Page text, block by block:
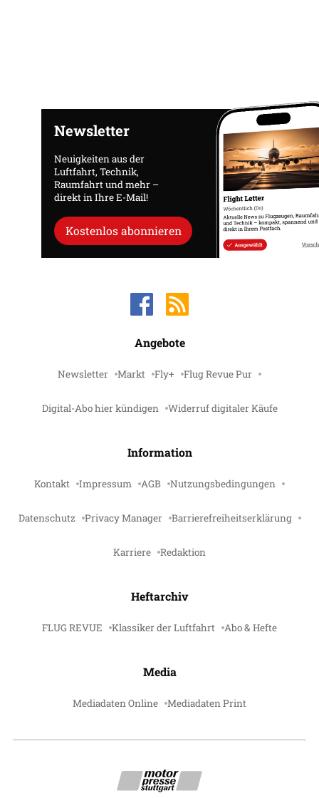
Newsletter
Neuigkeiten aus der
Luftfahrt, Technik,
Raumfahrt und mehr –
direkt in Ihre E-Mail!
Kostenlos abonnieren
Angebote
Newsletter Markt Fly+ Flug Revue Pur
Digital-Abo hier kündigen Widerruf digitaler Käufe
Information
Kontakt Impressum AGB Nutzungsbedingungen
Datenschutz Privacy Manager Barrierefreiheitserklärung
Karriere Redaktion
Heftarchiv
FLUG REVUE Klassiker der Luftfahrt Abo & Hefte
Media
Mediadaten Online Mediadaten Print